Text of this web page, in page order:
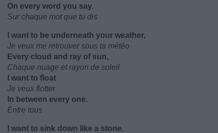
On every word you say.
Sur chaque mot que tu dis
I want to be underneath your weather,
Je veux me retrouver sous ta météo
Every cloud and ray of sun,
Chaque nuage et rayon de soleil
I want to float
Je veux flotter
In between every one.
Entre tous
I want to sink down like a stone.